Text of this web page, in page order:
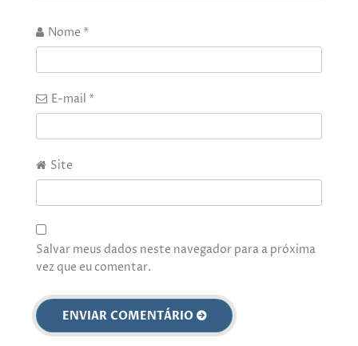
Nome *
E-mail *
Site
Salvar meus dados neste navegador para a próxima
vez que eu comentar.